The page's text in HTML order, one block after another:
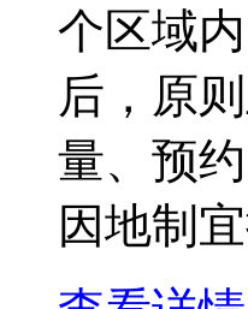
个区域
后，原
量、预
因地制